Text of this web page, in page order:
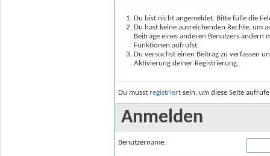
Du bist nicht angemeldet. Bitte fülle die
Du hast keine ausreichenden Rechte, um
Beiträge eines anderen Benutzers
Funktionen aufrufst.
Du versuchst einen Beitrag zu verfassen
Aktivierung deiner Registrierung.
Du musst registriert sein, um diese Seite
Anmelden
Benutzername: